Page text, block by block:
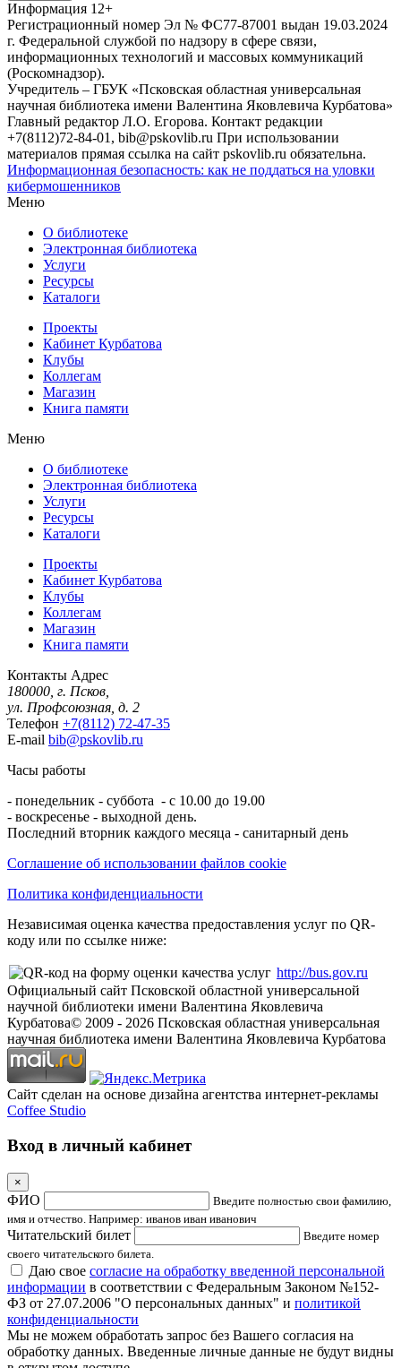
Информация 12+
Регистрационный номер Эл № ФС77-87001 выдан 19.03.2024
г. Федеральной службой по надзору в сфере связи,
информационных технологий и массовых коммуникаций
(Роскомнадзор).
Учредитель – ГБУК «Псковская областная универсальная
научная библиотека имени Валентина Яковлевича Курбатова»
Главный редактор Л.О. Егорова. Контакт редакции
+7(8112)72-84-01, bib@pskovlib.ru При использовании
материалов прямая ссылка на сайт pskovlib.ru обязательна.
Информационная безопасность: как не поддаться на уловки
кибермошенников
Меню
О библиотеке
Электронная библиотека
Услуги
Ресурсы
Каталоги
Проекты
Кабинет Курбатова
Клубы
Коллегам
Магазин
Книга памяти
Меню
О библиотеке
Электронная библиотека
Услуги
Ресурсы
Каталоги
Проекты
Кабинет Курбатова
Клубы
Коллегам
Магазин
Книга памяти
Контакты Адрес
180000, г. Псков,
ул. Профсоюзная, д. 2
Телефон +7(8112) 72-47-35
E-mail bib@pskovlib.ru
Часы работы
- понедельник - суббота - с 10.00 до 19.00
- воскресенье - выходной день.
Последний вторник каждого месяца - санитарный день
Соглашение об использовании файлов cookie
Политика конфиденциальности
Независимая оценка качества предоставления услуг по QR-
коду или по ссылке ниже:
http://bus.gov.ru
Официальный сайт Псковской областной универсальной
научной библиотеки имени Валентина Яковлевича
Курбатова© 2009 - 2026 Псковская областная универсальная
научная библиотека имени Валентина Яковлевича Курбатова
Сайт сделан на основе дизайна агентства интернет-рекламы
Coffee Studio
Вход в личный кабинет
×
ФИО
Введите полностью свои фамилию,
имя и отчество. Например: иванов иван иванович
Читательский билет
Введите номер
своего читательского билета.
Даю свое согласие на обработку введенной персональной
информации в соответствии с Федеральным Законом №152-
ФЗ от 27.07.2006 "О персональных данных" и политикой
конфиденциальности
Мы не можем обработать запрос без Вашего согласия на
обработку данных. Введенные личные данные не будут видны